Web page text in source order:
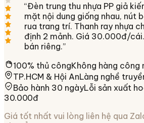
“Đèn trung thu nhựa PP giả
mặt nội dung giống nhau, nút
rua trang trí. Thanh ray nhựa
định 2 mảnh. Giá 30.000đ/
bán riêng.”
100% thủ côngKhông hàng công
TP.HCM & Hội AnLàng nghề
Bảo hành 30 ngàyLỗi sản xuất
30.000đ
Giá tốt nhất vui lòng liên hệ qua